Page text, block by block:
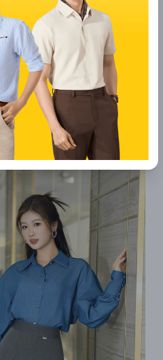
hiệu thời trang tối giản nổi bật,
theo đuổi lối sống đơn giản nhưng
xếp ly dài tại đây thường đi theo
kem, nâu, đen hoặc trắng ngà, phù
phối đồ khác nhau từ vintage nhẹ
đại. Thiết kế của TheBlueTshirt tập
váy suông nhẹ giúp tôn dáng
giác thoải mái khi di chuyển. Các sản
chỉn chu ở từng chi tiết nhỏ như
lớp lót bên trong, thể hiện tinh thần “ít
hoàn hảo cho những ai yêu thích
tạo điểm nhấn nhẹ nhàng trong